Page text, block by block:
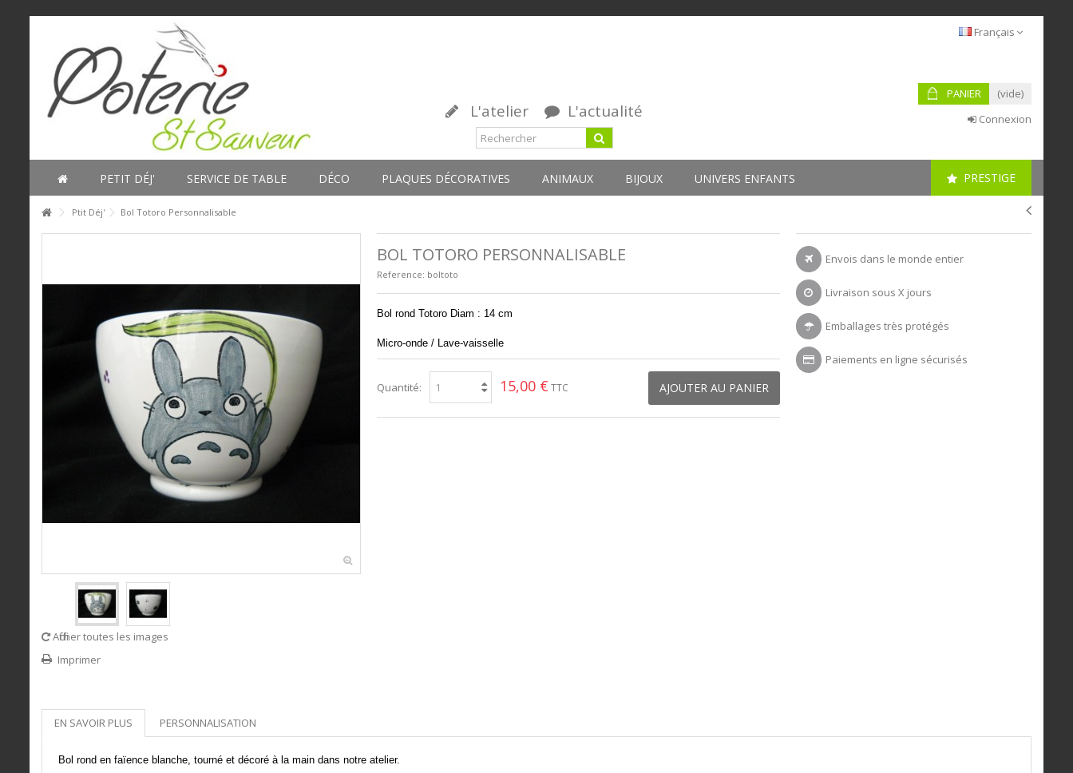
Français
PANIER (vide)
L'atelier L'actualité Connexion
PETIT DÉJ' SERVICE DE TABLE DÉCO PLAQUES DÉCORATIVES ANIMAUX BIJOUX UNIVERS ENFANTS PRESTIGE
Ptit Déj' Bol Totoro Personnalisable
Afficher toutes les images
Imprimer
BOL TOTORO PERSONNALISABLE
Reference: boltoto
Bol rond Totoro Diam : 14 cm
Micro-onde / Lave-vaisselle
AJOUTER AU PANIER
Quantité: 15,00 € TTC
Envois dans le monde entier
Livraison sous X jours
Emballages très protégés
Paiements en ligne sécurisés
EN SAVOIR PLUS PERSONNALISATION
Bol rond en faïence blanche, tourné et décoré à la main dans notre atelier.